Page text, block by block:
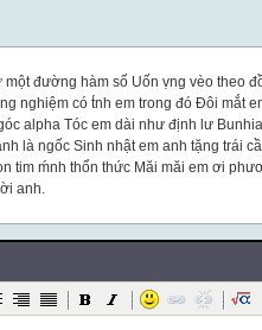
đường hàm số Uốn ṿng vèo theo
nghiệm có t́nh em trong đó Đôi mắt
alpha Tóc em dài như định lư
là ngốc Sinh nhật em anh tặng trái
tim ḿnh thổn thức Măi măi em ơi
anh.
đơn điệu, Lặng nh́n trên h́nh chiếu
Theo em măi suốt đời về vô cực.